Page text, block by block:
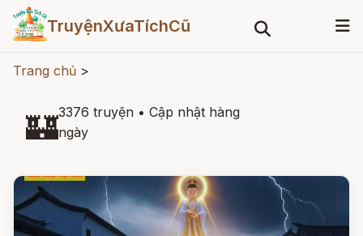
TruyệnXưaTíchCũ
Trang chủ >
🏰3376 truyện • Cập nhật hàng
ngày